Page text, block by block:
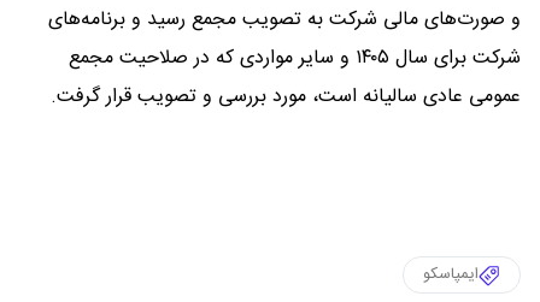
و صورت‌های مالی شرکت به تصویب مجمع رسید و برنامه‌های
شرکت برای سال ۱۴۰۵ و سایر مواردی که در صلاحیت مجمع
عمومی عادی سالیانه است، مورد بررسی و تصویب قرار گرفت.
ایمپاسکو